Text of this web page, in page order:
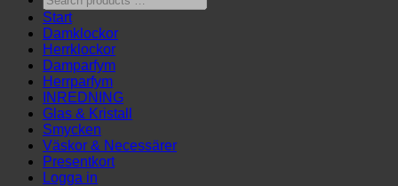
products
…
Start
Damklockor
Herrklockor
Damparfym
Herrparfym
INREDNING
Glas & Kristall
Smycken
Väskor & Necessärer
Presentkort
Logga in